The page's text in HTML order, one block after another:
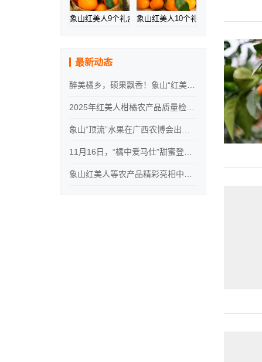
象山红美人9个礼盒装象山红美人10个礼盒装
最新动态